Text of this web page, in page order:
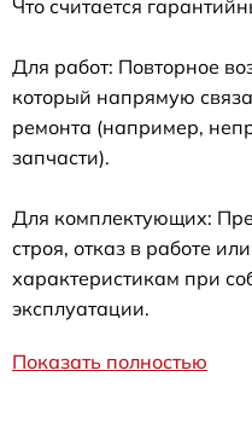
Что считается
Для работ: Повторное
который напрямую
ремонта (например,
запчасти).
Для комплектующих:
строя, отказ в работе
характеристикам при
эксплуатации.
Показать полностью